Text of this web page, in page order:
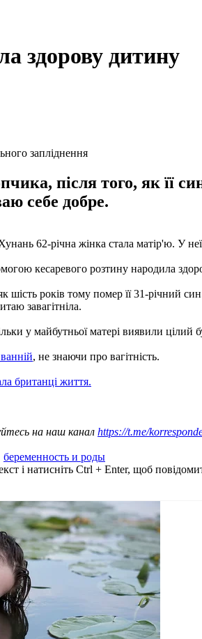
здорову дитину
запліднення
після того, як її
себе добре.
62-річна жінка стала матір'ю. У
кесаревого розтину народила
років тому помер її 31-річний
завагітніла.
у майбутньої матері виявили
, не знаючи про вагітність.
британці життя.
на наш канал https://t.me/
беременность и роды
і натисніть Ctrl + Enter, щоб